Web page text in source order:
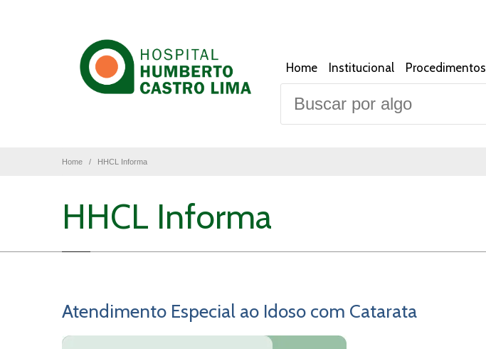
Home Institucional Procedimentos
Home HHCL Informa
HHCL Informa
Atendimento Especial ao Idoso com Catarata